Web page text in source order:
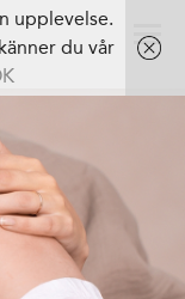
upplevelse.
du vår